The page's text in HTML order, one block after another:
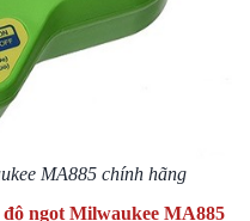
MA885 chính hãng
ngọt Milwaukee MA885